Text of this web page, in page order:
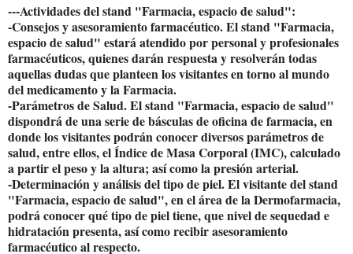
---Actividades del stand "Farmacia, espacio de salud":
-Consejos y asesoramiento farmacéutico. El stand "Farmacia,
espacio de salud" estará atendido por personal y profesionales
farmacéuticos, quienes darán respuesta y resolverán todas
aquellas dudas que planteen los visitantes en torno al mundo
del medicamento y la Farmacia.
-Parámetros de Salud. El stand "Farmacia, espacio de salud"
dispondrá de una serie de básculas de oficina de farmacia, en
donde los visitantes podrán conocer diversos parámetros de
salud, entre ellos, el Índice de Masa Corporal (IMC), calculado
a partir el peso y la altura; así como la presión arterial.
-Determinación y análisis del tipo de piel. El visitante del stand
"Farmacia, espacio de salud", en el área de la Dermofarmacia,
podrá conocer qué tipo de piel tiene, que nivel de sequedad e
hidratación presenta, así como recibir asesoramiento
farmacéutico al respecto.